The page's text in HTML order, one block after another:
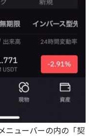
ニューバーの内の「契